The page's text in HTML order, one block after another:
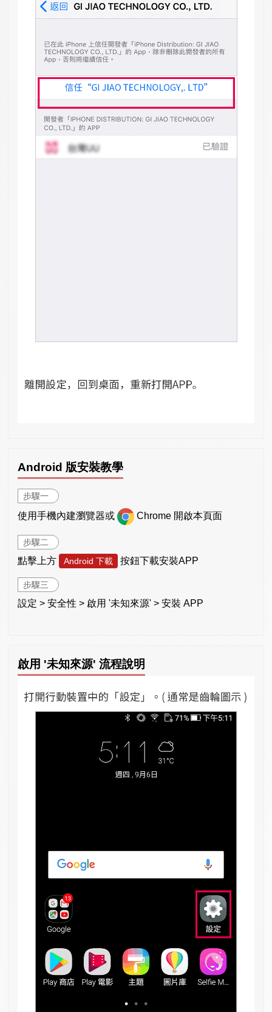
Android 版安裝教學
步驟一
使用手機內建瀏覽器或 Chrome 開啟本頁面
步驟二
點擊上方 Android 下載 按鈕下載安裝APP
步驟三
設定 > 安全性 > 啟用 '未知來源' > 安裝 APP
啟用 '未知來源' 流程說明